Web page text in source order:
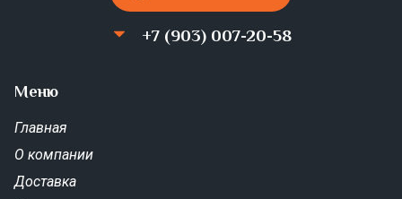
+7 (903) 007-20-58
Меню
Главная
О компании
Доставка